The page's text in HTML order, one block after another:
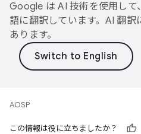
Google は AI 技術を使用して
語に翻訳しています。AI 翻
あります。
AOSP
この情報は役に立ちましたか？